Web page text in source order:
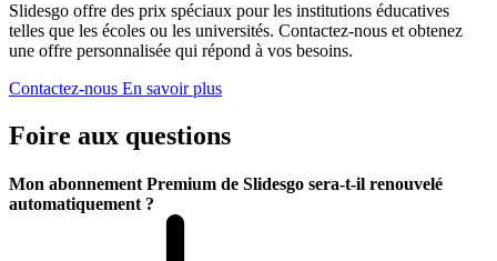
Slidesgo offre des prix spéciaux pour les institutions éducatives
telles que les écoles ou les universités. Contactez-nous et obtenez
une offre personnalisée qui répond à vos besoins.
Contactez-nous En savoir plus
Foire aux questions
Mon abonnement Premium de Slidesgo sera-t-il renouvelé
automatiquement ?